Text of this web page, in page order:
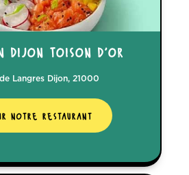
dijon toison d'or
Langres Dijon, 21000
notre restaurant